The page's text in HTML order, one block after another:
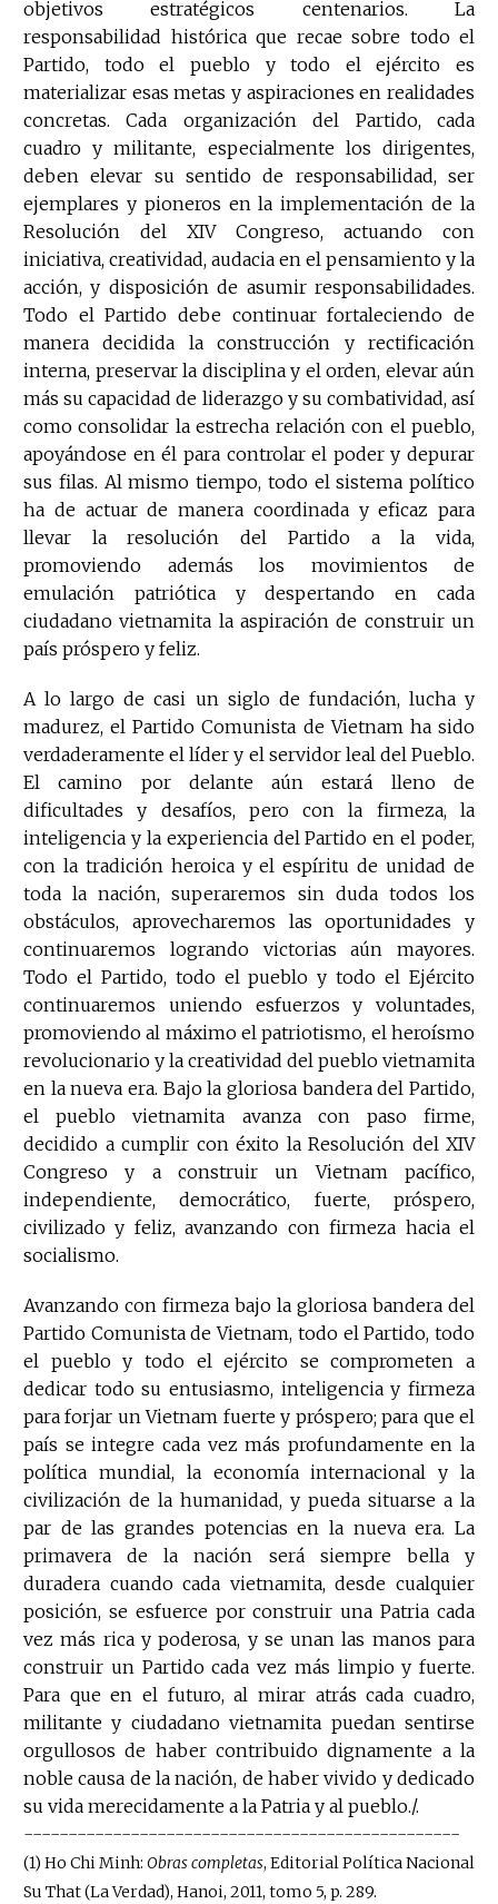
objetivos estratégicos centenarios. La
responsabilidad histórica que recae sobre todo el
Partido, todo el pueblo y todo el ejército es
materializar esas metas y aspiraciones en realidades
concretas. Cada organización del Partido, cada
cuadro y militante, especialmente los dirigentes,
deben elevar su sentido de responsabilidad, ser
ejemplares y pioneros en la implementación de la
Resolución del XIV Congreso, actuando con
iniciativa, creatividad, audacia en el pensamiento y la
acción, y disposición de asumir responsabilidades.
Todo el Partido debe continuar fortaleciendo de
manera decidida la construcción y rectificación
interna, preservar la disciplina y el orden, elevar aún
más su capacidad de liderazgo y su combatividad, así
como consolidar la estrecha relación con el pueblo,
apoyándose en él para controlar el poder y depurar
sus filas. Al mismo tiempo, todo el sistema político
ha de actuar de manera coordinada y eficaz para
llevar la resolución del Partido a la vida,
promoviendo además los movimientos de
emulación patriótica y despertando en cada
ciudadano vietnamita la aspiración de construir un
país próspero y feliz.
A lo largo de casi un siglo de fundación, lucha y
madurez, el Partido Comunista de Vietnam ha sido
verdaderamente el líder y el servidor leal del Pueblo.
El camino por delante aún estará lleno de
dificultades y desafíos, pero con la firmeza, la
inteligencia y la experiencia del Partido en el poder,
con la tradición heroica y el espíritu de unidad de
toda la nación, superaremos sin duda todos los
obstáculos, aprovecharemos las oportunidades y
continuaremos logrando victorias aún mayores.
Todo el Partido, todo el pueblo y todo el Ejército
continuaremos uniendo esfuerzos y voluntades,
promoviendo al máximo el patriotismo, el heroísmo
revolucionario y la creatividad del pueblo vietnamita
en la nueva era. Bajo la gloriosa bandera del Partido,
el pueblo vietnamita avanza con paso firme,
decidido a cumplir con éxito la Resolución del XIV
Congreso y a construir un Vietnam pacífico,
independiente, democrático, fuerte, próspero,
civilizado y feliz, avanzando con firmeza hacia el
socialismo.
Avanzando con firmeza bajo la gloriosa bandera del
Partido Comunista de Vietnam, todo el Partido, todo
el pueblo y todo el ejército se comprometen a
dedicar todo su entusiasmo, inteligencia y firmeza
para forjar un Vietnam fuerte y próspero; para que el
país se integre cada vez más profundamente en la
política mundial, la economía internacional y la
civilización de la humanidad, y pueda situarse a la
par de las grandes potencias en la nueva era. La
primavera de la nación será siempre bella y
duradera cuando cada vietnamita, desde cualquier
posición, se esfuerce por construir una Patria cada
vez más rica y poderosa, y se unan las manos para
construir un Partido cada vez más limpio y fuerte.
Para que en el futuro, al mirar atrás cada cuadro,
militante y ciudadano vietnamita puedan sentirse
orgullosos de haber contribuido dignamente a la
noble causa de la nación, de haber vivido y dedicado
su vida merecidamente a la Patria y al pueblo./.
-------------------------------------------------
(1) Ho Chi Minh: Obras completas, Editorial Política Nacional
Su That (La Verdad), Hanoi, 2011, tomo 5, p. 289.